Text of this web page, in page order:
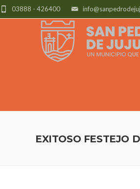
03888 - 426400
EXITOSO FESTEJO